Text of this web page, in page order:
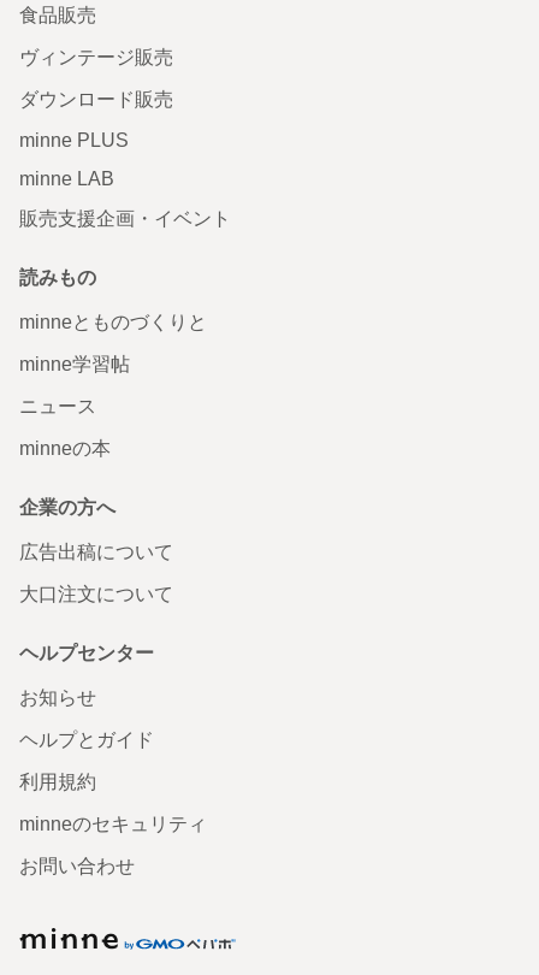
食品販売
ヴィンテージ販売
ダウンロード販売
minne PLUS
minne LAB
販売支援企画・イベント
読みもの
minneとものづくりと
minne学習帖
ニュース
minneの本
企業の方へ
広告出稿について
大口注文について
ヘルプセンター
お知らせ
ヘルプとガイド
利用規約
minneのセキュリティ
お問い合わせ